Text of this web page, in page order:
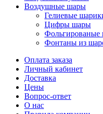
Воздушные шары
Гелиевые
Цифры шары
Фонтаны из
Оплата заказа
Личный кабинет
Доставка
Цены
Вопрос-ответ
О нас